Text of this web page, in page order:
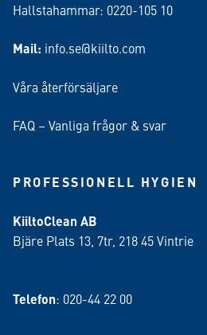
Hallstahammar: 0220-105 10
Mail: info.se@kiilto.com
Våra återförsäljare
FAQ – Vanliga frågor & svar
PROFESSIONELL HYGIEN
KiiltoClean AB
Bjäre Plats 13, 7tr, 218 45 Vintrie
Telefon: 020-44 22 00